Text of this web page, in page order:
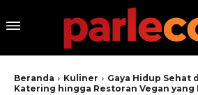
Beranda Kuliner
Gaya Hidup Sehat
Katering hingga Restoran Vegan yang